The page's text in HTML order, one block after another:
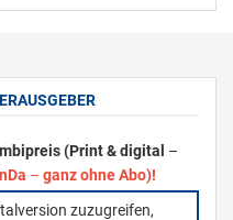
(Print & digital –
– ganz ohne Abo)!
zuzugreifen,